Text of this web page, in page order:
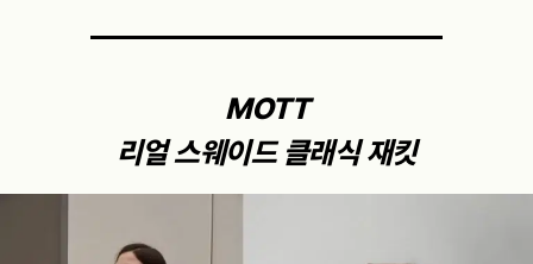
MOTT
리얼 스웨이드 클래식 재킷